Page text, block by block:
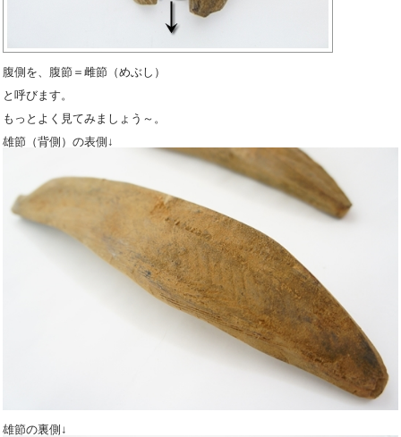
腹側を、腹節＝雌節（めぶし）
と呼びます。
もっとよく見てみましょう～。
雄節（背側）の表側↓
雄節の裏側↓